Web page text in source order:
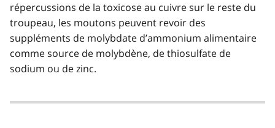
répercussions de la toxicose au cuivre sur le reste du
troupeau, les moutons peuvent revoir des
suppléments de molybdate d’ammonium alimentaire
comme source de molybdène, de thiosulfate de
sodium ou de zinc.